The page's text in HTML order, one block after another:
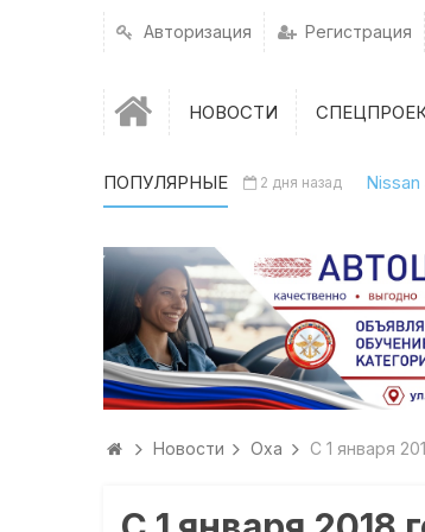
Авторизация Регистрация
НОВОСТИ
ПОПУЛЯРНЫЕ 2 дня назад
Новости Оха С 1 января